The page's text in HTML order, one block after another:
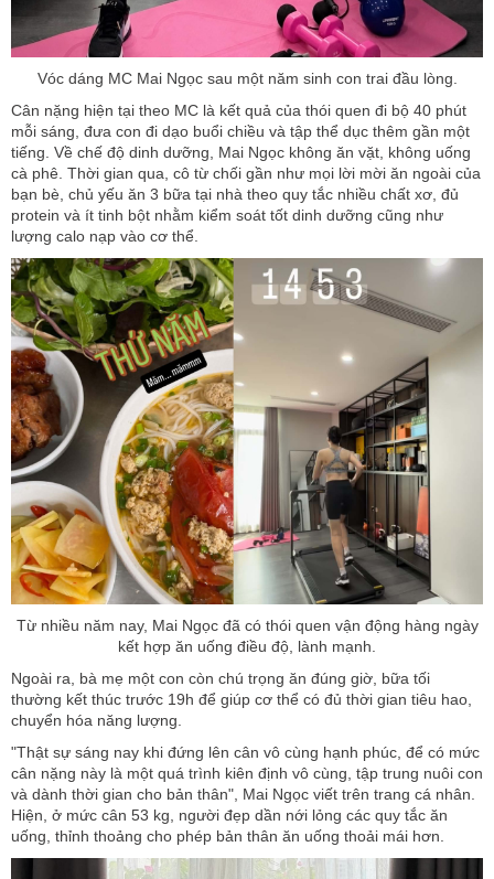
Vóc dáng MC Mai Ngọc sau một năm sinh con trai đầu lòng.
Cân nặng hiện tại theo MC là kết quả của thói quen đi bộ 40 phút
mỗi sáng, đưa con đi dạo buổi chiều và tập thể dục thêm gần một
tiếng. Về chế độ dinh dưỡng, Mai Ngọc không ăn vặt, không uống
cà phê. Thời gian qua, cô từ chối gần như mọi lời mời ăn ngoài của
bạn bè, chủ yếu ăn 3 bữa tại nhà theo quy tắc nhiều chất xơ, đủ
protein và ít tinh bột nhằm kiểm soát tốt dinh dưỡng cũng như
lượng calo nạp vào cơ thể.
Từ nhiều năm nay, Mai Ngọc đã có thói quen vận động hàng ngày
kết hợp ăn uống điều độ, lành mạnh.
Ngoài ra, bà mẹ một con còn chú trọng ăn đúng giờ, bữa tối
thường kết thúc trước 19h để giúp cơ thể có đủ thời gian tiêu hao,
chuyển hóa năng lượng.
"Thật sự sáng nay khi đứng lên cân vô cùng hạnh phúc, để có mức
cân nặng này là một quá trình kiên định vô cùng, tập trung nuôi con
và dành thời gian cho bản thân", Mai Ngọc viết trên trang cá nhân.
Hiện, ở mức cân 53 kg, người đẹp dần nới lỏng các quy tắc ăn
uống, thỉnh thoảng cho phép bản thân ăn uống thoải mái hơn.